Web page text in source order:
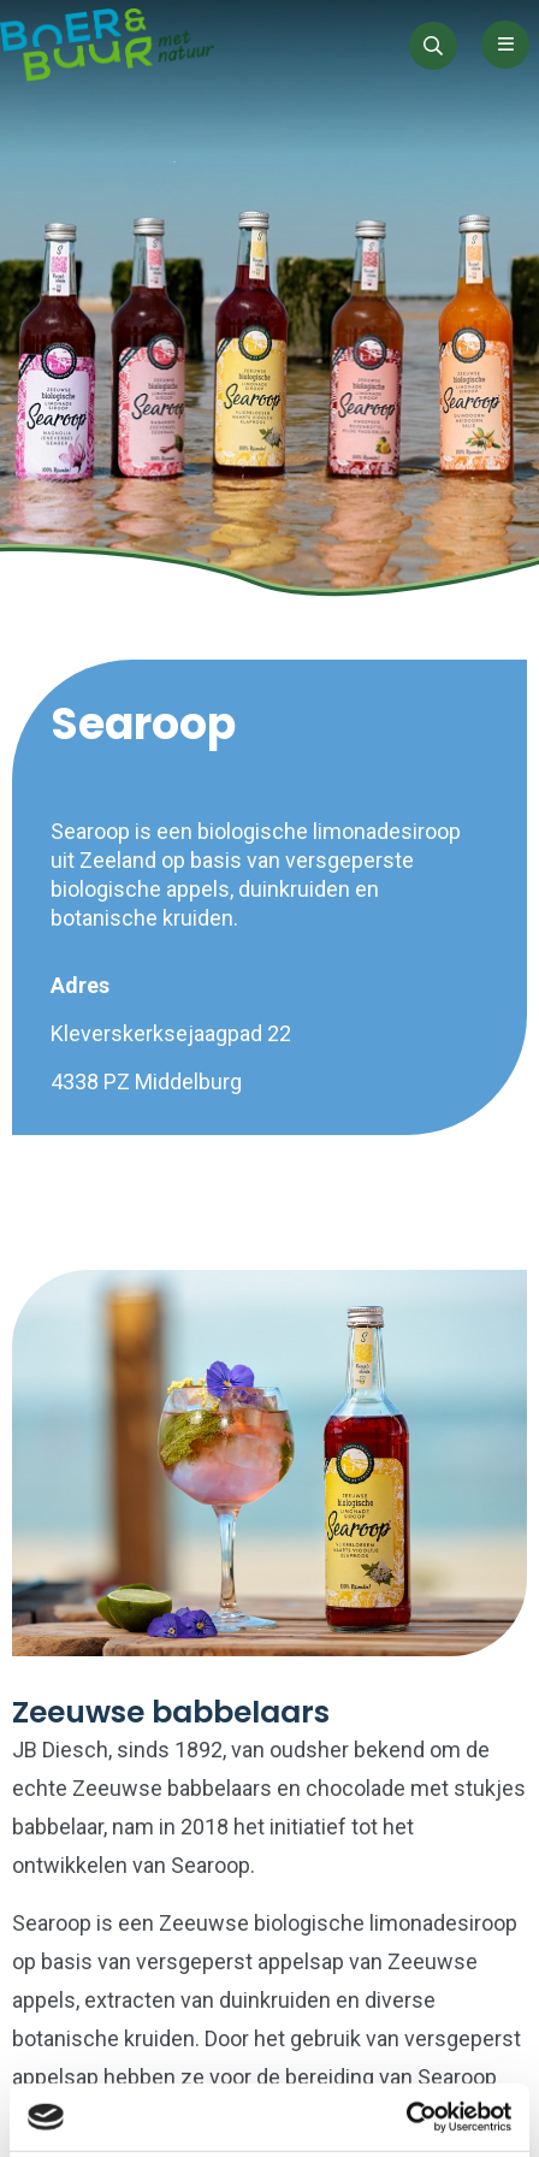
Zoeken
Searoop
Searoop is een biologische limonadesiroop
uit Zeeland op basis van versgeperste
biologische appels, duinkruiden en
botanische kruiden.
Adres
Kleverskerksejaagpad 22
4338 PZ Middelburg
Zeeuwse babbelaars
JB Diesch, sinds 1892, van oudsher bekend om de
echte Zeeuwse babbelaars en chocolade met stukjes
babbelaar, nam in 2018 het initiatief tot het
ontwikkelen van Searoop.
Searoop is een Zeeuwse biologische limonadesiroop
op basis van versgeperst appelsap van Zeeuwse
appels, extracten van duinkruiden en diverse
botanische kruiden. Door het gebruik van versgeperst
appelsap hebben ze voor de bereiding van Searoop
veel minder suiker nodig. Daarom is het low in sugar.